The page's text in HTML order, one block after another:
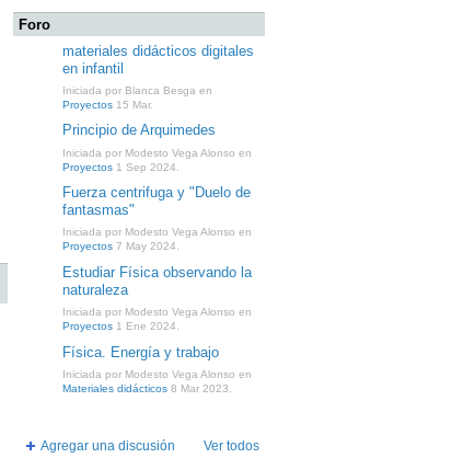
Foro
materiales didácticos digitales
en infantil
Iniciada por Blanca Besga en
Proyectos 15 Mar.
Principio de Arquimedes
Iniciada por Modesto Vega Alonso en
Proyectos 1 Sep 2024.
Fuerza centrifuga y "Duelo de
fantasmas"
Iniciada por Modesto Vega Alonso en
Proyectos 7 May 2024.
Estudiar Física observando la
naturaleza
Iniciada por Modesto Vega Alonso en
Proyectos 1 Ene 2024.
Física. Energía y trabajo
Iniciada por Modesto Vega Alonso en
Materiales didácticos 8 Mar 2023.
Agregar una discusión Ver todos